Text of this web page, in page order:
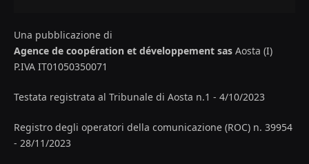
Una pubblicazione di
Agence de coopération et développement sas Aosta (I)
P.IVA IT01050350071
Testata registrata al Tribunale di Aosta n.1 - 4/10/2023
Registro degli operatori della comunicazione (ROC) n. 39954
- 28/11/2023